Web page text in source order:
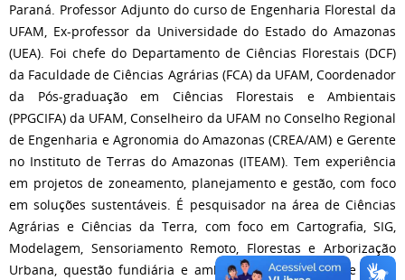
Paraná. Professor Adjunto do curso de Engenharia Florestal da
UFAM, Ex-professor da Universidade do Estado do Amazonas
(UEA). Foi chefe do Departamento de Ciências Florestais (DCF)
da Faculdade de Ciências Agrárias (FCA) da UFAM, Coordenador
da Pós-graduação em Ciências Florestais e Ambientais
(PPGCIFA) da UFAM, Conselheiro da UFAM no Conselho Regional
de Engenharia e Agronomia do Amazonas (CREA/AM) e Gerente
no Instituto de Terras do Amazonas (ITEAM). Tem experiência
em projetos de zoneamento, planejamento e gestão, com foco
em soluções sustentáveis. É pesquisador na área de Ciências
Agrárias e Ciências da Terra, com foco em Cartografia, SIG,
Modelagem, Sensoriamento Remoto, Florestas e Arborização
Urbana, questão fundiária e ambiental na Amazônia e áreas